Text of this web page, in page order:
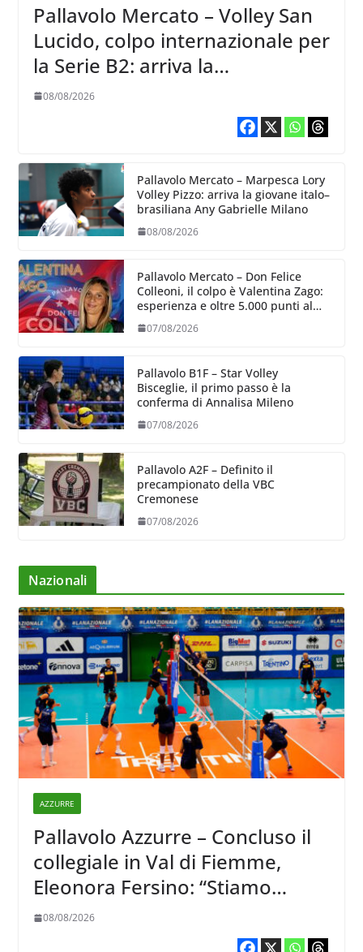
Pallavolo Mercato – Volley San
Lucido, colpo internazionale per
la Serie B2: arriva la
schiacciatrice lettone Kristine
08/08/2026
Pallavolo Mercato – Marpesca Lory
Volley Pizzo: arriva la giovane italo–
brasiliana Any Gabrielle Milano
08/08/2026
Pallavolo Mercato – Don Felice
Colleoni, il colpo è Valentina Zago:
esperienza e oltre 5.000 punti al
07/08/2026
Pallavolo B1F – Star Volley
Bisceglie, il primo passo è la
conferma di Annalisa Mileno
07/08/2026
Pallavolo A2F – Definito il
precampionato della VBC
Cremonese
07/08/2026
Nazionali
AZZURRE
Pallavolo Azzurre – Concluso il
collegiale in Val di Fiemme,
Eleonora Fersino: “Stiamo
lavorando su quei piccoli
dettagli dove poter migliorare”.
08/08/2026